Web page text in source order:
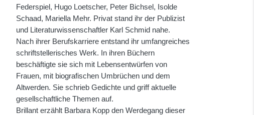
Federspiel, Hugo Loetscher, Peter Bichsel, Isolde
Schaad, Mariella Mehr. Privat stand ihr der Publizist
und Literaturwissenschaftler Karl Schmid nahe.
Nach ihrer Berufskarriere entstand ihr umfangreiches
schriftstellerisches Werk. In ihren Büchern
beschäftigte sie sich mit Lebensentwürfen von
Frauen, mit biografischen Umbrüchen und dem
Altwerden. Sie schrieb Gedichte und griff aktuelle
gesellschaftliche Themen auf.
Brillant erzählt Barbara Kopp den Werdegang dieser